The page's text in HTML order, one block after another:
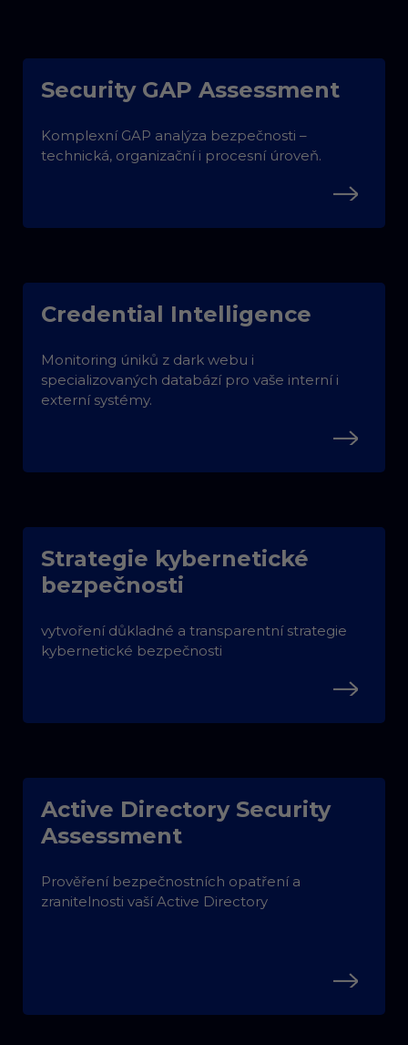
Security GAP Assessment
Komplexní GAP analýza bezpečnosti –
technická, organizační i procesní úroveň.
Credential Intelligence
Monitoring úniků z dark webu i
specializovaných databází pro vaše interní i
externí systémy.
Strategie kybernetické
bezpečnosti
vytvoření důkladné a transparentní strategie
kybernetické bezpečnosti
Active Directory Security
Assessment
Prověření bezpečnostních opatření a
zranitelnosti vaší Active Directory